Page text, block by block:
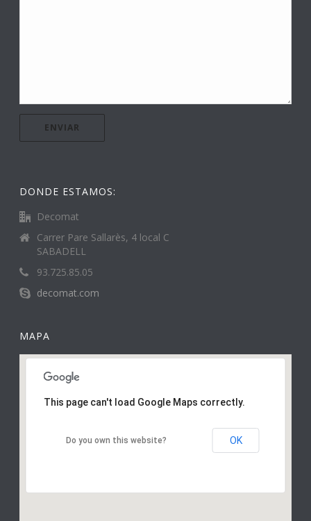
DONDE ESTAMOS:
Decomat
Carrer Pare Sallarès, 4 local C
SABADELL
93.725.85.05
decomat.com
MAPA
This page can't load Google Maps correctly.
Do you own this website? OK